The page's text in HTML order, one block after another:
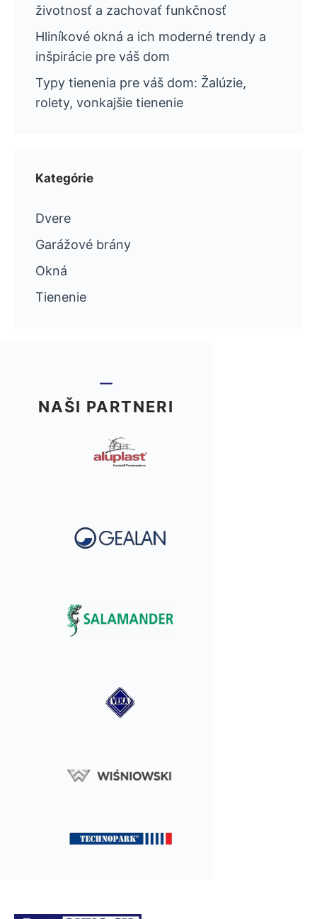
životnosť a zachovať funkčnosť
Hliníkové okná a ich moderné trendy a
inšpirácie pre váš dom
Typy tienenia pre váš dom: Žalúzie,
rolety, vonkajšie tienenie
Kategórie
Dvere
Garážové brány
Okná
Tienenie
NAŠI PARTNERI